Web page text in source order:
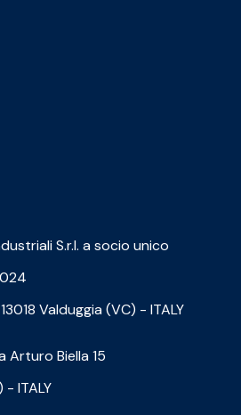
S.r.l. a socio unico
Valduggia (VC) - ITALY
Arturo Biella 15
ITALY